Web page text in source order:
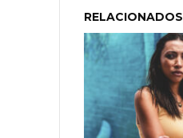
RELACIONADOS